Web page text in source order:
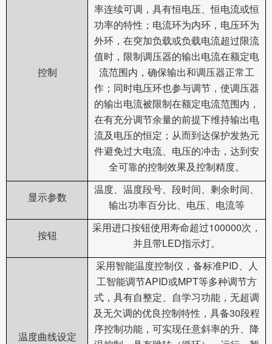
控制
率连续可调，具有恒电压、恒电流或恒
功率的特性；电流环为内环，电压环为
外环，在突加负载或负载电流超过限流
值时，限制调压器的输出电流在额定电
流范围内，确保输出和调压器正常工
作；同时电压环也参与调节，使调压器
的输出电流被限制在额定电流范围内，
在有充分调节余量的前提下维持输出电
流及电压的恒定；从而到达保护发热元
件避免过大电流、电压的冲击，达到安
全可靠的控制效果及控制精度。
显示参数
温度、温度段号、段时间、剩余时间、
输出功率百分比、电压、电流等
按钮
采用进口按钮使用寿命超过100000次，
并且带LED指示灯。
温度曲线设定
采用智能温度控制仪，备标准PID 、人
工智能调节APID或MPT等多种调节方
式，具有自整定、自学习功能，无超调
及无欠调的优良控制特性，具备30段程
序控制功能，可实现任意斜率的升、降